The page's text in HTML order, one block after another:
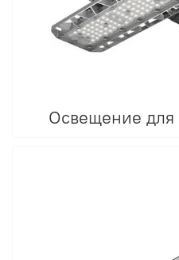
Освещение для